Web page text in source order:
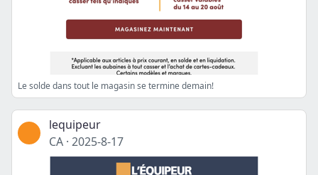
Le solde dans tout le magasin se termine demain!
lequipeur
CA · 2025-8-17